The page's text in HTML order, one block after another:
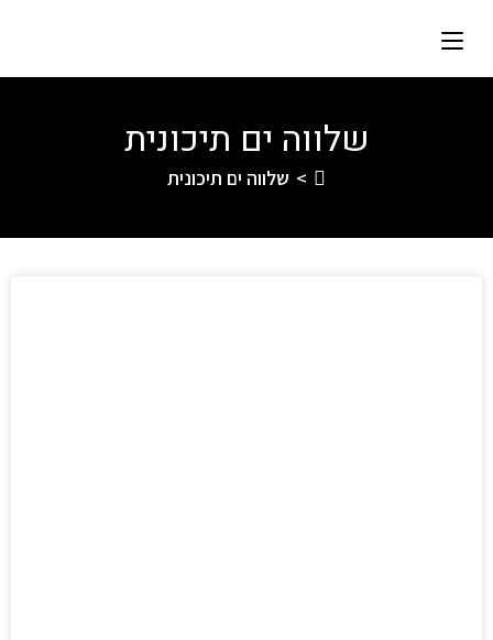
שלווה ים תיכונית
> שלווה ים תיכונית